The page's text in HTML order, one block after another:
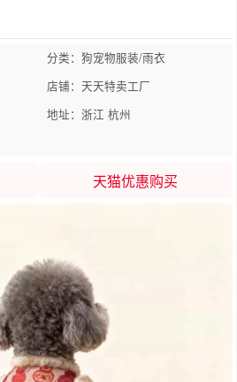
分类：狗宠物服装/雨衣
店铺：天天特卖工厂
地址：浙江 杭州
天猫优惠购买